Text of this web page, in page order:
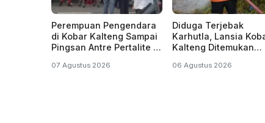
Perempuan Pengendara
di Kobar Kalteng Sampai
Pingsan Antre Pertalite di
07 Agustus 2026
Diduga Terjebak
Karhutla, Lansia
Kalteng Ditemukan
06 Agustus 2026